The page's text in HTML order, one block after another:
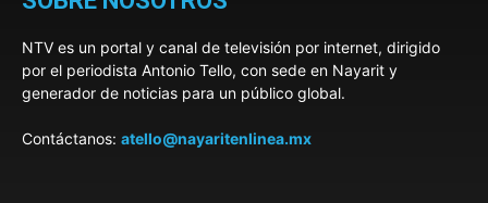
NTV es un portal y canal de televisión por internet, dirigido
por el periodista Antonio Tello, con sede en Nayarit y
generador de noticias para un público global.
Contáctanos: atello@nayaritenlinea.mx